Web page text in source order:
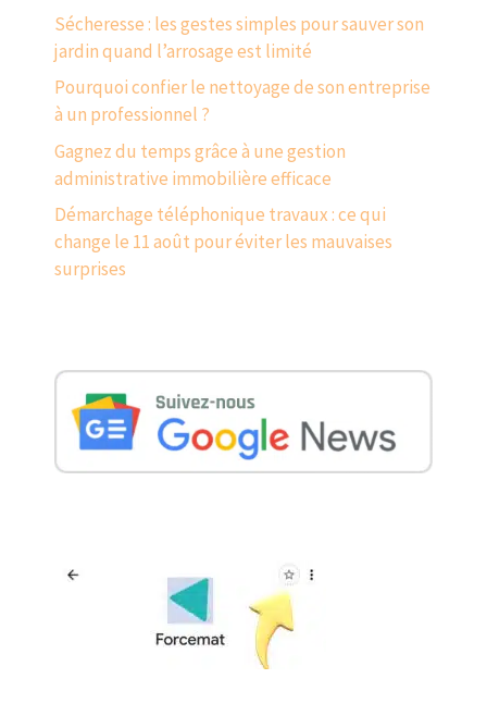
Sécheresse : les gestes simples pour sauver son
jardin quand l’arrosage est limité
Pourquoi confier le nettoyage de son entreprise
à un professionnel ?
Gagnez du temps grâce à une gestion
administrative immobilière efficace
Démarchage téléphonique travaux : ce qui
change le 11 août pour éviter les mauvaises
surprises